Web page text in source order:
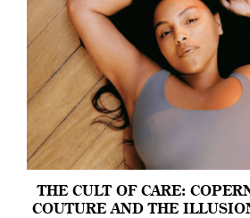
THE CULT OF CARE:
COUTURE AND THE